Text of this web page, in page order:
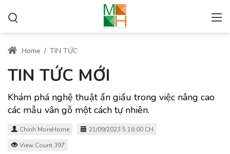
Home / TIN TỨC
TIN TỨC MỚI
Khám phá nghệ thuật ẩn giấu trong việc nâng cao
các mẫu vân gỗ một cách tự nhiên.
Chinh MoreHome
21/09/2023 5:16:00 CH
View Count 397